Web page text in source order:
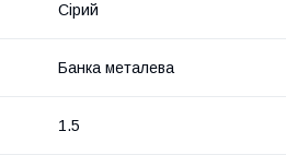
Сірий
Банка металева
1.5